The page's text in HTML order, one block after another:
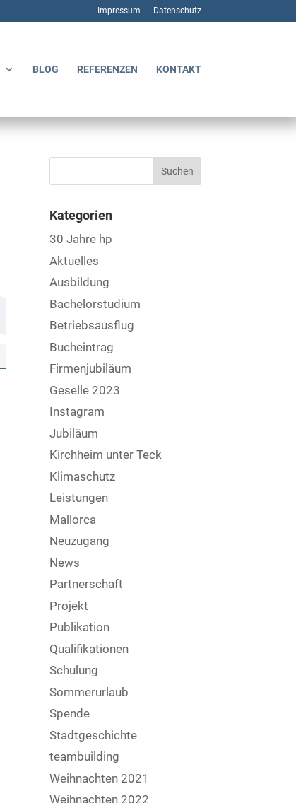
Impressum Datenschutz
BLOG REFERENZEN KONTAKT
Kategorien
30 Jahre hp
Aktuelles
Ausbildung
Bachelorstudium
Betriebsausflug
Bucheintrag
Firmenjubiläum
Geselle 2023
Instagram
Jubiläum
Kirchheim unter Teck
Klimaschutz
Leistungen
Mallorca
Neuzugang
News
Partnerschaft
Projekt
Publikation
Qualifikationen
Schulung
Sommerurlaub
Spende
Stadtgeschichte
teambuilding
Weihnachten 2021
Weihnachten 2022